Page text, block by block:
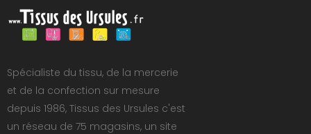
Spécialiste du tissu, de la mercerie
et de la confection sur mesure
depuis 1986, Tissus des Ursules c'est
un réseau de 75 magasins, un site